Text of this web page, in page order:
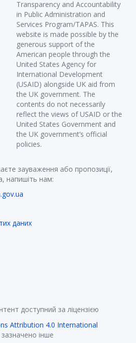
Transparency and Accountability
in Public Administration and
Services Program/TAPAS. This
website is made possible by the
generous support of the
American people through the
United States Agency for
International Development
(USAID) alongside UK aid from
the UK government. The
contents do not necessarily
reflect the views of USAID or the
United States Government and
the UK government’s official
policies.
зауваження або пропозиції,
напишіть нам:
даних
доступний за ліцензією
Attribution 4.0 International
інше